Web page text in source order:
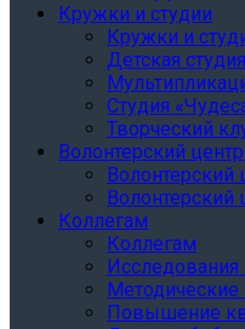
Кружки и студии
Кружки и
Детская
Студия
Творческий
Волонтерский центр
Волонтерский
Волонтерский
Коллегам
Коллегам
Исследования
Методические
Повышение